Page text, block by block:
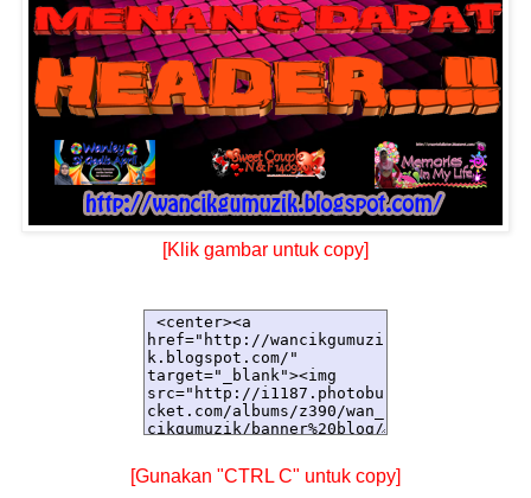
[Klik gambar untuk copy]
[Gunakan "CTRL C" untuk copy]